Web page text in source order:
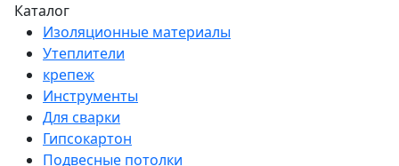
Каталог
Изоляционные материалы
Утеплители
крепеж
Инструменты
Для сварки
Гипсокартон
Подвесные потолки